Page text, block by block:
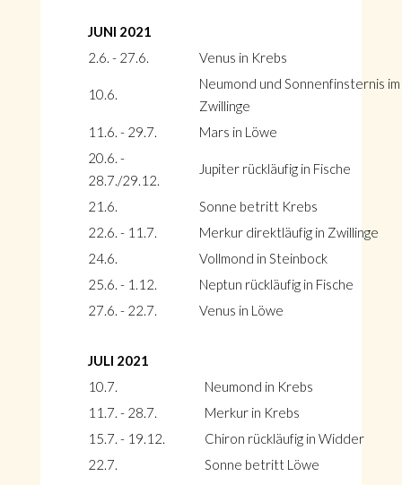
JUNI 2021
2.6. - 27.6.
Venus in Krebs
10.6.
Neumond und Sonnenfinsternis im
Zwillinge
11.6. - 29.7.
Mars in Löwe
20.6. -
28.7./29.12.
Jupiter rückläufig in Fische
21.6.
Sonne betritt Krebs
22.6. - 11.7.
Merkur direktläufig in Zwillinge
24.6.
Vollmond in Steinbock
25.6. - 1.12.
Neptun rückläufig in Fische
27.6. - 22.7.
Venus in Löwe
JULI 2021
10.7.
Neumond in Krebs
11.7. - 28.7.
Merkur in Krebs
15.7. - 19.12.
Chiron rückläufig in Widder
22.7.
Sonne betritt Löwe